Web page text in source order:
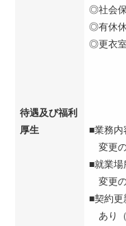
待遇及び福利
厚生
◎社会
◎有休休
◎更衣
■業務内
変更
■就業場
変更
■契約更
あり